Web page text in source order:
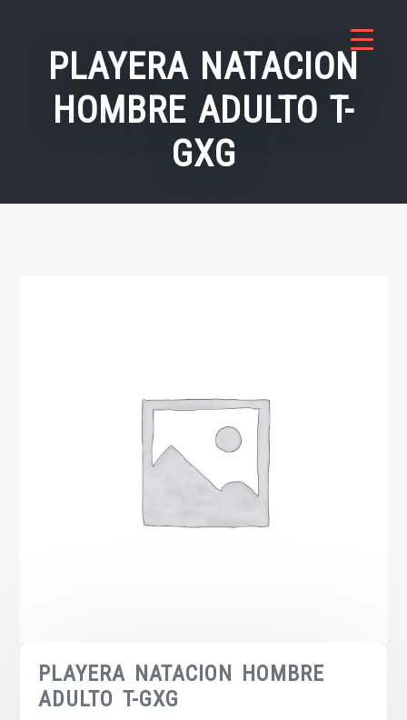
contenidoPLAYERA NATACION
HOMBRE ADULTO T-
GXG
PLAYERA NATACION HOMBRE
ADULTO T-GXG